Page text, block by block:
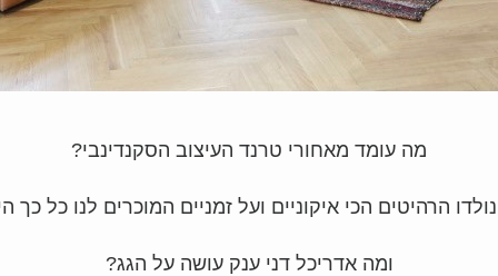
מה עומד מאחורי טרנד העיצוב הסקנדינבי?
הרהיטים הכי איקוניים ועל זמניים המוכרים לנו כל כך
ומה אדריכל דני ענק עושה על הגג?